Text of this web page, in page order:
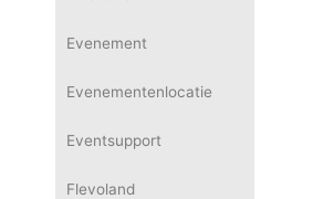
Evenement
Evenementenlocatie
Eventsupport
Flevoland